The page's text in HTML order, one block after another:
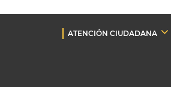
ATENCIÓN CIUDADANA